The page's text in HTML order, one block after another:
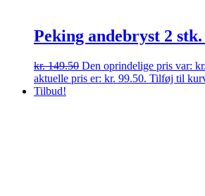
Peking andebryst 2 stk.
kr.149.50 Den oprindelige pris var:
aktuelle pris er: kr. 99.50. Tilføj til
Tilbud!